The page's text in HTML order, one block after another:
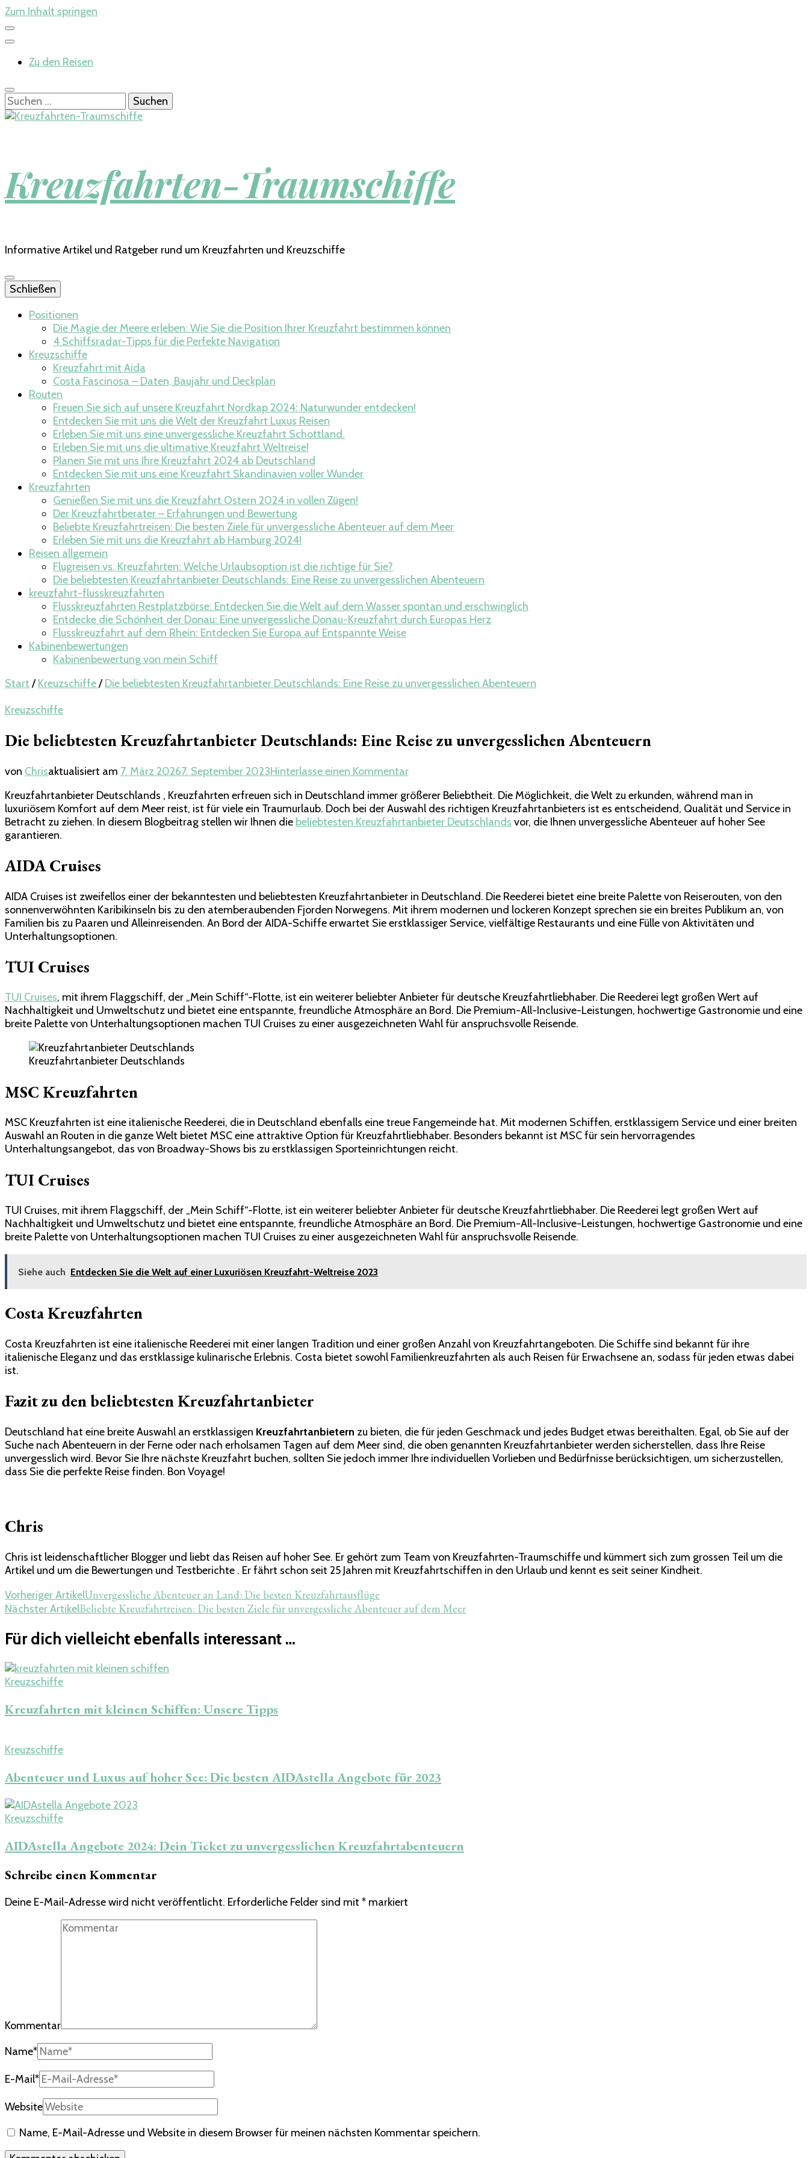
Zum Inhalt springen
Zu den Reisen
Suchen
nach:
Kreuzfahrten-Traumschiffe
Informative Artikel und Ratgeber rund um Kreuzfahrten und Kreuzschiffe
Schließen
Positionen
Die Magie der Meere erleben: Wie Sie die Position Ihrer Kreuzfahrt bestimmen können
4 Schiffsradar-Tipps für die Perfekte Navigation
Kreuzschiffe
Kreuzfahrt mit Aida
Costa Fascinosa – Daten, Baujahr und Deckplan
Routen
Freuen Sie sich auf unsere Kreuzfahrt Nordkap 2024: Naturwunder entdecken!
Entdecken Sie mit uns die Welt der Kreuzfahrt Luxus Reisen
Erleben Sie mit uns eine unvergessliche Kreuzfahrt Schottland.
Erleben Sie mit uns die ultimative Kreuzfahrt Weltreise!
Planen Sie mit uns Ihre Kreuzfahrt 2024 ab Deutschland
Entdecken Sie mit uns eine Kreuzfahrt Skandinavien voller Wunder
Kreuzfahrten
Genießen Sie mit uns die Kreuzfahrt Ostern 2024 in vollen Zügen!
Der Kreuzfahrtberater – Erfahrungen und Bewertung
Beliebte Kreuzfahrtreisen: Die besten Ziele für unvergessliche Abenteuer auf dem Meer
Erleben Sie mit uns die Kreuzfahrt ab Hamburg 2024!
Reisen allgemein
Flugreisen vs. Kreuzfahrten: Welche Urlaubsoption ist die richtige für Sie?
Die beliebtesten Kreuzfahrtanbieter Deutschlands: Eine Reise zu unvergesslichen Abenteuern
kreuzfahrt-flusskreuzfahrten
Flusskreuzfahrten Restplatzbörse: Entdecken Sie die Welt auf dem Wasser spontan und erschwinglich
Entdecke die Schönheit der Donau: Eine unvergessliche Donau-Kreuzfahrt durch Europas Herz
Flusskreuzfahrt auf dem Rhein: Entdecken Sie Europa auf Entspannte Weise
Kabinenbewertungen
Kabinenbewertung von mein Schiff
Start / Kreuzschiffe/ Die beliebtesten Kreuzfahrtanbieter Deutschlands: Eine Reise zu unvergesslichen Abenteuern
Kreuzschiffe
Die beliebtesten Kreuzfahrtanbieter Deutschlands: Eine Reise zu unvergesslichen Abenteuern
von Chrisaktualisiert am 7. März 20267. September 2023Hinterlasse einen Kommentarzu
beliebtesten
Kreuzfahrtanbieter
Deutschlands:
Abenteuern
Kreuzfahrtanbieter Deutschlands , Kreuzfahrten erfreuen sich in Deutschland immer größerer Beliebtheit. Die Möglichkeit, die Welt zu erkunden, während man in
luxuriösem Komfort auf dem Meer reist, ist für viele ein Traumurlaub. Doch bei der Auswahl des richtigen Kreuzfahrtanbieters ist es entscheidend, Qualität und Service in
Betracht zu ziehen. In diesem Blogbeitrag stellen wir Ihnen die beliebtesten Kreuzfahrtanbieter Deutschlands vor, die Ihnen unvergessliche Abenteuer auf hoher See
garantieren.
AIDA Cruises
AIDA Cruises ist zweifellos einer der bekanntesten und beliebtesten Kreuzfahrtanbieter in Deutschland. Die Reederei bietet eine breite Palette von Reiserouten, von den
sonnenverwöhnten Karibikinseln bis zu den atemberaubenden Fjorden Norwegens. Mit ihrem modernen und lockeren Konzept sprechen sie ein breites Publikum an, von
Familien bis zu Paaren und Alleinreisenden. An Bord der AIDA-Schiffe erwartet Sie erstklassiger Service, vielfältige Restaurants und eine Fülle von Aktivitäten und
Unterhaltungsoptionen.
TUI Cruises
TUI Cruises, mit ihrem Flaggschiff, der „Mein Schiff“-Flotte, ist ein weiterer beliebter Anbieter für deutsche Kreuzfahrtliebhaber. Die Reederei legt großen Wert auf
Nachhaltigkeit und Umweltschutz und bietet eine entspannte, freundliche Atmosphäre an Bord. Die Premium-All-Inclusive-Leistungen, hochwertige Gastronomie und eine
breite Palette von Unterhaltungsoptionen machen TUI Cruises zu einer ausgezeichneten Wahl für anspruchsvolle Reisende.
Kreuzfahrtanbieter Deutschlands
MSC Kreuzfahrten
MSC Kreuzfahrten ist eine italienische Reederei, die in Deutschland ebenfalls eine treue Fangemeinde hat. Mit modernen Schiffen, erstklassigem Service und einer breiten
Auswahl an Routen in die ganze Welt bietet MSC eine attraktive Option für Kreuzfahrtliebhaber. Besonders bekannt ist MSC für sein hervorragendes
Unterhaltungsangebot, das von Broadway-Shows bis zu erstklassigen Sporteinrichtungen reicht.
TUI Cruises
TUI Cruises, mit ihrem Flaggschiff, der „Mein Schiff“-Flotte, ist ein weiterer beliebter Anbieter für deutsche Kreuzfahrtliebhaber. Die Reederei legt großen Wert auf
Nachhaltigkeit und Umweltschutz und bietet eine entspannte, freundliche Atmosphäre an Bord. Die Premium-All-Inclusive-Leistungen, hochwertige Gastronomie und eine
breite Palette von Unterhaltungsoptionen machen TUI Cruises zu einer ausgezeichneten Wahl für anspruchsvolle Reisende.
Siehe auch Entdecken Sie die Welt auf einer Luxuriösen Kreuzfahrt-Weltreise 2023
Costa Kreuzfahrten
Costa Kreuzfahrten ist eine italienische Reederei mit einer langen Tradition und einer großen Anzahl von Kreuzfahrtangeboten. Die Schiffe sind bekannt für ihre
italienische Eleganz und das erstklassige kulinarische Erlebnis. Costa bietet sowohl Familienkreuzfahrten als auch Reisen für Erwachsene an, sodass für jeden etwas dabei
ist.
Fazit zu den beliebtesten Kreuzfahrtanbieter
Deutschland hat eine breite Auswahl an erstklassigen Kreuzfahrtanbietern zu bieten, die für jeden Geschmack und jedes Budget etwas bereithalten. Egal, ob Sie auf der
Suche nach Abenteuern in der Ferne oder nach erholsamen Tagen auf dem Meer sind, die oben genannten Kreuzfahrtanbieter werden sicherstellen, dass Ihre Reise
unvergesslich wird. Bevor Sie Ihre nächste Kreuzfahrt buchen, sollten Sie jedoch immer Ihre individuellen Vorlieben und Bedürfnisse berücksichtigen, um sicherzustellen,
dass Sie die perfekte Reise finden. Bon Voyage!
Chris
Chris ist leidenschaftlicher Blogger und liebt das Reisen auf hoher See. Er gehört zum Team von Kreuzfahrten-Traumschiffe und kümmert sich zum grossen Teil um die
Artikel und um die Bewertungen und Testberichte . Er fährt schon seit 25 Jahren mit Kreuzfahrtschiffen in den Urlaub und kennt es seit seiner Kindheit.
Beitragsnavigation
Vorheriger ArtikelUnvergessliche Abenteuer an Land: Die besten Kreuzfahrtausflüge
Nächster ArtikelBeliebte Kreuzfahrtreisen: Die besten Ziele für unvergessliche Abenteuer auf dem Meer
Für dich vielleicht ebenfalls interessant …
Kreuzschiffe
Kreuzfahrten mit kleinen Schiffen: Unsere Tipps
Kreuzschiffe
Abenteuer und Luxus auf hoher See: Die besten AIDAstella Angebote für 2023
Kreuzschiffe
AIDAstella Angebote 2024: Dein Ticket zu unvergesslichen Kreuzfahrtabenteuern
Schreibe einen Kommentar
Deine E-Mail-Adresse wird nicht veröffentlicht. Erforderliche Felder sind mit * markiert
Kommentar
Name*
E-Mail*
Website
Name, E-Mail-Adresse und Website in diesem Browser für meinen nächsten Kommentar speichern.